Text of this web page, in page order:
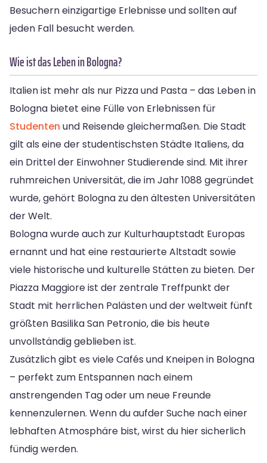
Besuchern einzigartige Erlebnisse und sollten auf
jeden Fall besucht werden.
Wie ist das Leben in Bologna?
Italien ist mehr als nur Pizza und Pasta – das Leben in
Bologna bietet eine Fülle von Erlebnissen für
Studenten und Reisende gleichermaßen. Die Stadt
gilt als eine der studentischsten Städte Italiens, da
ein Drittel der Einwohner Studierende sind. Mit ihrer
ruhmreichen Universität, die im Jahr 1088 gegründet
wurde, gehört Bologna zu den ältesten Universitäten
der Welt.
Bologna wurde auch zur Kulturhauptstadt Europas
ernannt und hat eine restaurierte Altstadt sowie
viele historische und kulturelle Stätten zu bieten. Der
Piazza Maggiore ist der zentrale Treffpunkt der
Stadt mit herrlichen Palästen und der weltweit fünft
größten Basilika San Petronio, die bis heute
unvollständig geblieben ist.
Zusätzlich gibt es viele Cafés und Kneipen in Bologna
– perfekt zum Entspannen nach einem
anstrengenden Tag oder um neue Freunde
kennenzulernen. Wenn du aufder Suche nach einer
lebhaften Atmosphäre bist, wirst du hier sicherlich
fündig werden.